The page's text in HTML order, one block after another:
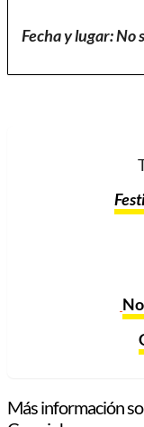
Fecha y lugar: No
Más información